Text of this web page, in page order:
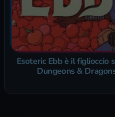
Esoteric Ebb è il figlioccio
Dungeons &